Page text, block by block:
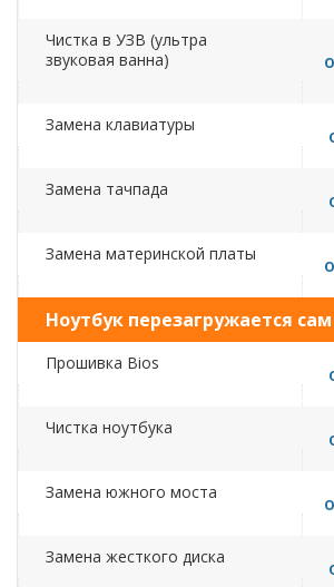
Чистка в УЗВ (ультра
звуковая ванна)
Замена клавиатуры
Замена тачпада
Замена материнской платы
Ноутбук перезагружается
Прошивка Bios
Чистка ноутбука
Замена южного моста
Замена жесткого диска